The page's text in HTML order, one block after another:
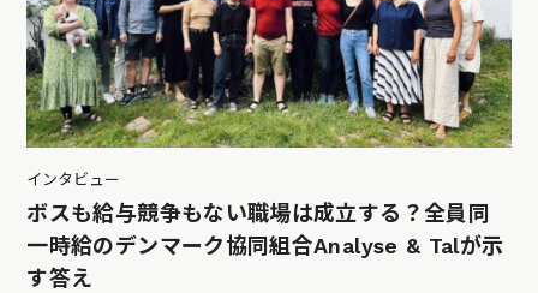
インタビュー
ボスも給与競争もない職場は成立する？全員同
一時給のデンマーク協同組合Analyse & Talが示
す答え